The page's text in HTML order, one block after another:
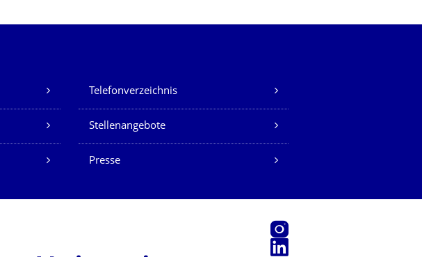
Telefonverzeichnis
Stellenangebote
Presse
Instagram
LinkedIn